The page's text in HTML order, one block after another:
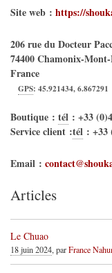
Site web : https://
206 rue du Docteur
74400Chamonix-
France
GPS:45.921434,6.867291
Boutique : tél : +33
Service client :tél : +33
Email :
Articles
Le Chuao
18 juin 2024, parFrance